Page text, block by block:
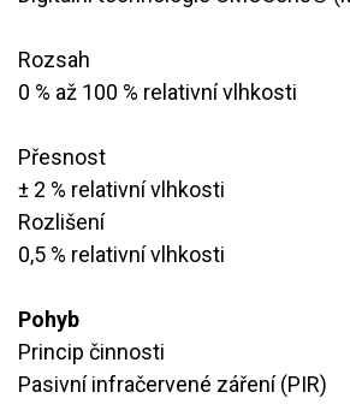
Rozsah
​0 % až 100 % relativní vlhkosti
Přesnost
​± 2 % relativní vlhkosti
Rozlišení
​0,5 % relativní vlhkosti
Pohyb
Princip činnosti
​Pasivní infračervené záření (PIR)